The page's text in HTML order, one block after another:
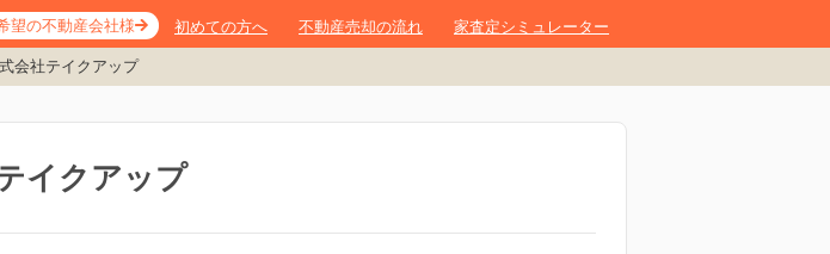
望の不動産会社様 初めての方へ 不動産売却の流れ 家査定シミュレーター
会社テイクアップ
イクアップ